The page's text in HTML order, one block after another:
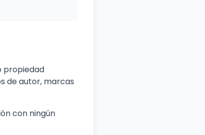
propiedad
de autor, marcas
con ningún